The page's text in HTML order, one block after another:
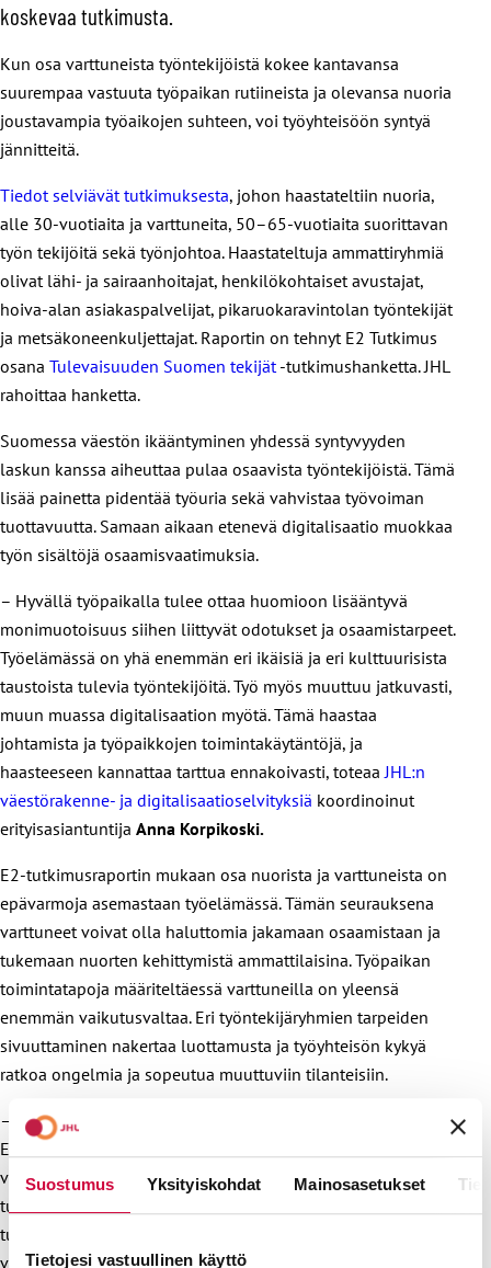
Suostumus Yksityiskohdat Mainosasetukset
Tietojesi vastuullinen käyttö
koskevaa tutkimusta.
Kun osa varttuneista työntekijöistä kokee kantavansa
suurempaa vastuuta työpaikan rutiineista ja olevansa nuoria
joustavampia työaikojen suhteen, voi työyhteisöön syntyä
jännitteitä.
Tiedot selviävät tutkimuksesta, johon haastateltiin nuoria,
alle 30-vuotiaita ja varttuneita, 50–65-vuotiaita suorittavan
työn tekijöitä sekä työnjohtoa. Haastateltuja ammattiryhmiä
olivat lähi- ja sairaanhoitajat, henkilökohtaiset avustajat,
hoiva-alan asiakaspalvelijat, pikaruokaravintolan työntekijät
ja metsäkoneenkuljettajat. Raportin on tehnyt E2 Tutkimus
osana Tulevaisuuden Suomen tekijät -tutkimushanketta. JHL
rahoittaa hanketta.
Suomessa väestön ikääntyminen yhdessä syntyvyyden
laskun kanssa aiheuttaa pulaa osaavista työntekijöistä. Tämä
lisää painetta pidentää työuria sekä vahvistaa työvoiman
tuottavuutta. Samaan aikaan etenevä digitalisaatio muokkaa
työn sisältöjä osaamisvaatimuksia.
– Hyvällä työpaikalla tulee ottaa huomioon lisääntyvä
monimuotoisuus siihen liittyvät odotukset ja osaamistarpeet.
Työelämässä on yhä enemmän eri ikäisiä ja eri kulttuurisista
taustoista tulevia työntekijöitä. Työ myös muuttuu jatkuvasti,
muun muassa digitalisaation myötä. Tämä haastaa
johtamista ja työpaikkojen toimintakäytäntöjä, ja
haasteeseen kannattaa tarttua ennakoivasti, toteaa JHL:n
väestörakenne- ja digitalisaatioselvityksiä koordinoinut
erityisasiantuntija Anna Korpikoski.
E2-tutkimusraportin mukaan osa nuorista ja varttuneista on
epävarmoja asemastaan työelämässä. Tämän seurauksena
varttuneet voivat olla haluttomia jakamaan osaamistaan ja
tukemaan nuorten kehittymistä ammattilaisina. Työpaikan
toimintatapoja määriteltäessä varttuneilla on yleensä
enemmän vaikutusvaltaa. Eri työntekijäryhmien tarpeiden
sivuuttaminen nakertaa luottamusta ja työyhteisön kykyä
ratkoa ongelmia ja sopeutua muuttuviin tilanteisiin.
– Tutkimus tekee näkyväksi monia työelämän haasteita.
Esimerkiksi se, että työntekijät ei välttämättä itse hakeudu
vuorovaikutukseen yli ikäryhmärajojen, vaan työnantajalta
tulisi löytyä herkkyyttä tällaisen vuorovaikutuksen
tukemiseen. Toimiva yhteistyö on ollut Suomen työelämän
vahvuus. Toivottavasti työmarkkinoille saadaan pian